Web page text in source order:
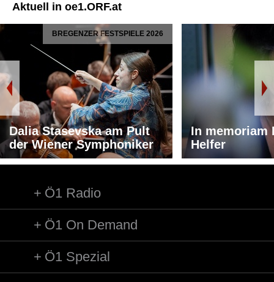
Aktuell in oe1.ORF.at
BREGENZER FESTSPIELE 2026
Dalia Stasevska am Pult
der Wiener Symphoniker
In memoriam
Helfer
Ö1 Radio
Ö1 On Demand
Ö1 Spezial